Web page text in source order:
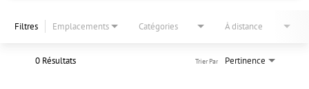
Filtres Emplacements Catégories À distance
0 Résultats Pertinence
Trier Par